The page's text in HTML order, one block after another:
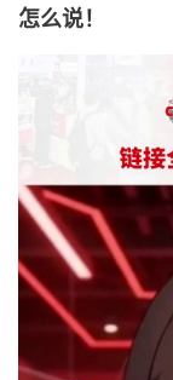
怎么说！